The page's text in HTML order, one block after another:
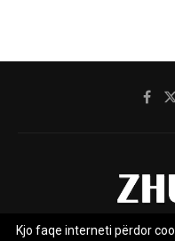
Kjo faqe interneti përdor